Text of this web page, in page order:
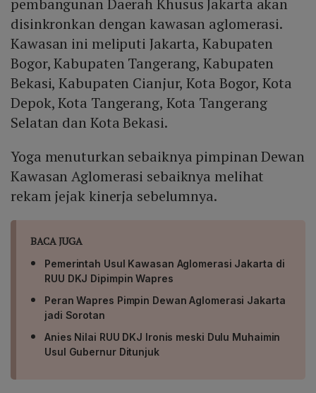
pembangunan Daerah Khusus Jakarta akan
disinkronkan dengan kawasan aglomerasi.
Kawasan ini meliputi Jakarta, Kabupaten
Bogor, Kabupaten Tangerang, Kabupaten
Bekasi, Kabupaten Cianjur, Kota Bogor, Kota
Depok, Kota Tangerang, Kota Tangerang
Selatan dan Kota Bekasi.
Yoga menuturkan sebaiknya pimpinan Dewan
Kawasan Aglomerasi sebaiknya melihat
rekam jejak kinerja sebelumnya.
BACA JUGA
Pemerintah Usul Kawasan Aglomerasi Jakarta di
RUU DKJ Dipimpin Wapres
Peran Wapres Pimpin Dewan Aglomerasi Jakarta
jadi Sorotan
Anies Nilai RUU DKJ Ironis meski Dulu Muhaimin
Usul Gubernur Ditunjuk